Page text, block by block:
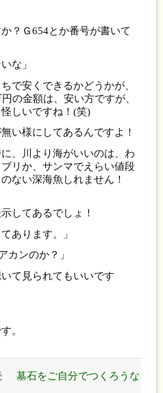
？Ｇ654とか番号が書いて
な」
で安くできるかどうかが、
の金額は、安い方ですが、
しいですね！(笑)
い様にしてあるんですよ！
、川より海がいいのは、わ
リか、サンマでえらい値段
ない深海魚しれません！
してあるでしょ！
あります。」
カンのか？」
て見られてもいいです
。
墓石をご自分でつくろうな